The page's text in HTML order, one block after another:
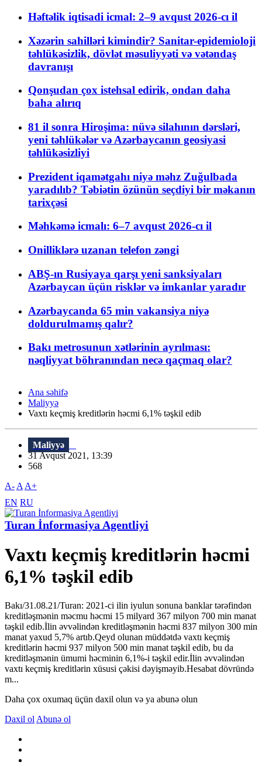
Həftəlik iqtisadi icmal: 2–9 avqust 2026-cı il
Xəzərin sahilləri kimindir? Sanitar-epidemioloji
təhlükəsizlik, dövlət məsuliyyəti və vətəndaş
davranışı
Qonşudan çox istehsal edirik, ondan daha
baha alırıq
81 il sonra Hiroşima: nüvə silahının dərsləri,
yeni təhlükələr və Azərbaycanın geosiyasi
təhlükəsizliyi
Prezident iqamətgahı niyə məhz Zuğulbada
yaradılıb? Təbiətin özünün seçdiyi bir məkanın
tarixçəsi
Məhkəmə icmalı: 6–7 avqust 2026-cı il
Onilliklərə uzanan telefon zəngi
ABŞ-ın Rusiyaya qarşı yeni sanksiyaları
Azərbaycan üçün risklər və imkanlar yaradır
Azərbaycanda 65 min vakansiya niyə
doldurulmamış qalır?
Bakı metrosunun xətlərinin ayrılması:
nəqliyyat böhranından necə qaçmaq olar?
Ana səhifə
Maliyyə
Vaxtı keçmiş kreditlərin həcmi 6,1% təşkil edib
Maliyyə
31 Avqust 2021, 13:39
568
A- A A+
EN RU
Turan İnformasiya Agentliyi
Vaxtı keçmiş kreditlərin həcmi
6,1% təşkil edib
Bakı/31.08.21/Turan: 2021-ci ilin iyulun sonuna banklar tərəfindən
kreditləşmənin məcmu həcmi 15 milyard 367 milyon 700 min manat
təşkil edib.İlin əvvəlindən kreditləşmənin həcmi 837 milyon 300 min
manat yaxud 5,7% artıb.Qeyd olunan müddətdə vaxtı keçmiş
kreditlərin həcmi 937 milyon 500 min manat təşkil edib, bu da
kreditləşmənin ümumi həcminin 6,1%-i təşkil edir.İlin əvvəlindən
vaxtı keçmiş kreditlərin xüsusi çəkisi dəyişməyib.Hesabat dövründə
m...
Daha çox oxumaq üçün daxil olun və ya abunə olun
Daxil ol Abunə ol